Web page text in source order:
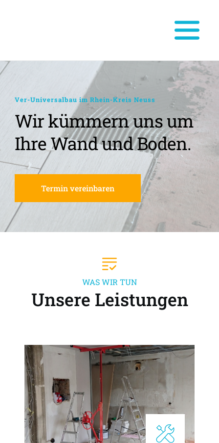
Ver-Universalbau im Rhein-Kreis Neuss
Wir kümmern uns um
Ihre Wand und Boden.
Termin vereinbaren
WAS WIR TUN
Unsere Leistungen